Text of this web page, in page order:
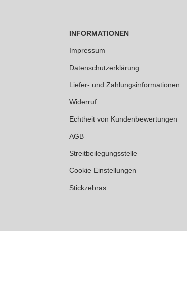
INFORMATIONEN
Impressum
Datenschutzerklärung
Liefer- und Zahlungsinformationen
Widerruf
Echtheit von Kundenbewertungen
AGB
Streitbeilegungsstelle
Cookie Einstellungen
Stickzebras